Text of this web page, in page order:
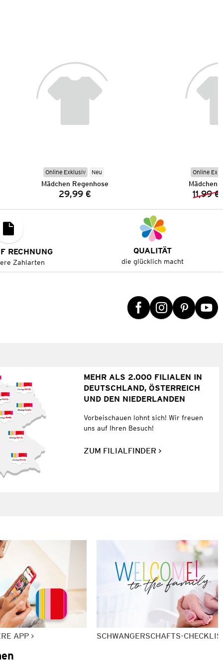
Online Exklusiv Neu
Mädchen Regenhose
Preis:
29,99 €
Online
Mädchen
11,99 €
RECHNUNG
Zahlarten
QUALITÄT
die glücklich macht
MEHR ALS 2.000 FILIALEN IN
DEUTSCHLAND, ÖSTERREICH
UND DEN NIEDERLANDEN
Vorbeischauen lohnt sich! Wir freuen
uns auf Ihren Besuch!
ZUM FILIALFINDER
APP SCHWANGERSCHAFTS-